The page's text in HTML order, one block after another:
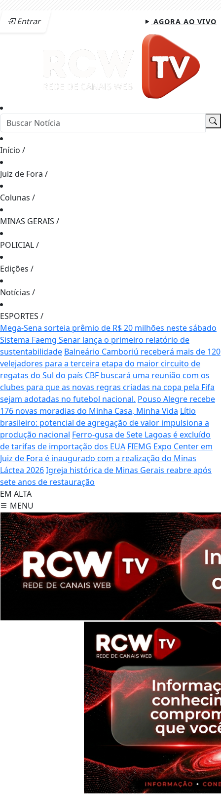
Entrar AGORA AO VIVO
Início /
Juiz de Fora /
Colunas /
MINAS GERAIS /
POLICIAL/
Edições /
Notícias /
ESPORTES /
Mega-Sena sorteia prêmio de R$ 20 milhões neste sábado
Sistema Faemg Senar lança o primeiro relatório de
sustentabilidade Balneário Camboriú receberá mais de 120
velejadores para a terceira etapa do maior circuito de
regatas do Sul do país CBF buscará uma reunião com os
clubes para que as novas regras criadas na copa pela Fifa
sejam adotadas no futebol nacional. Pouso Alegre recebe
176 novas moradias do Minha Casa, Minha Vida Lítio
brasileiro: potencial de agregação de valor impulsiona a
produção nacional Ferro-gusa de Sete Lagoas é excluído
de tarifas de importação dos EUA FIEMG Expo Center em
Juiz de Fora é inaugurado com a realização do Minas
Láctea 2026Igreja histórica de Minas Gerais reabre após
sete anos de restauração
EM ALTA
MENU